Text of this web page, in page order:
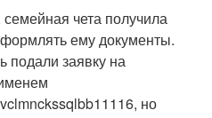
чета получила
ему документы.
подали заявку на
но